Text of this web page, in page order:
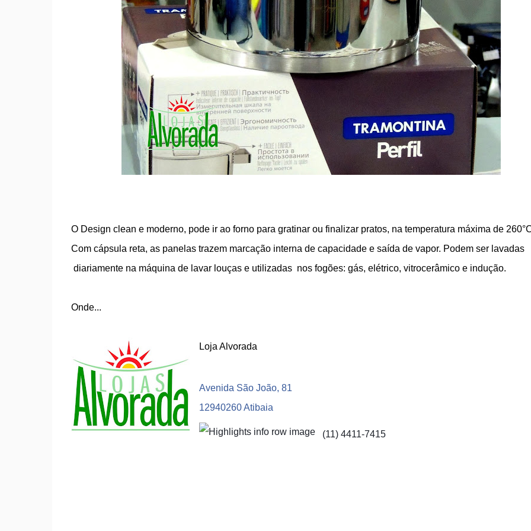
O Design clean e moderno, pode ir ao forno para gratinar ou finalizar pratos, na temperatura máxima de
Com cápsula reta, as panelas trazem marcação interna de capacidade e saída de vapor. Podem ser lavadas
diariamente na máquina de lavar louças e utilizadas nos fogões: gás, elétrico, vitrocerâmico e indução.
Onde...
Loja Alvorada
Avenida São João, 81
12940260 Atibaia
(11) 4411-7415